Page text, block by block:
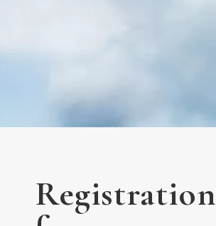
Registration